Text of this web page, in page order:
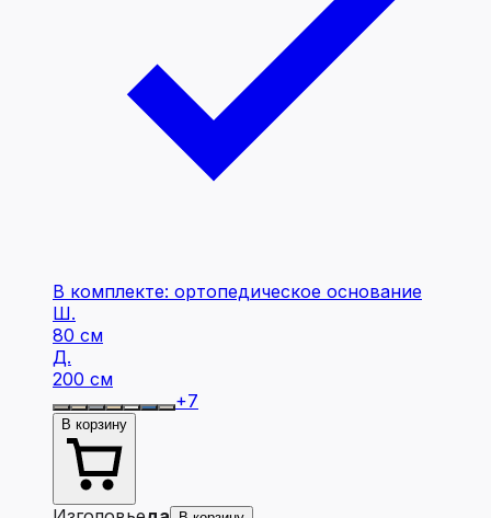
В комплекте: ортопедическое основание
Ш.
80 см
Д.
200 см
+7
В корзину